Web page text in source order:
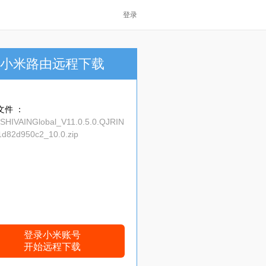
登录
小米路由远程下载
件 ：
登录小米账号
开始远程下载